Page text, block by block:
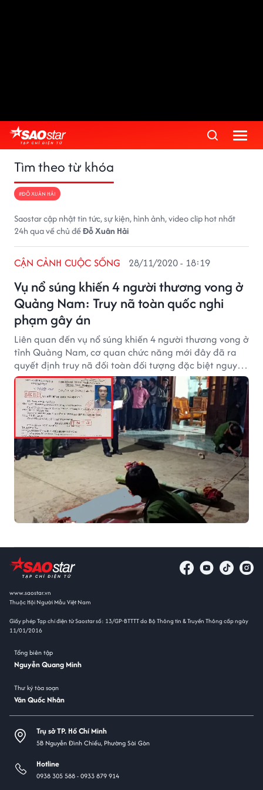
Tìm theo từ khóa
#ĐỖ XUÂN HẢI
Saostar cập nhật tin tức, sự kiện, hình ảnh, video clip hot nhất
24h qua về chủ đềĐỗ Xuân Hải
Vụ nổ súng khiến 4 người thương vong ở
Quảng Nam: Truy nã toàn quốc nghi
phạm gây án
CẬN CẢNH CUỘC SỐNG 28/11/2020 - 18:19
Liên quan đến vụ nổ súng khiến 4 người thương vong ở
tỉnh Quảng Nam, cơ quan chức năng mới đây đã ra
quyết định truy nã đối toàn đối tượng đặc biệt nguy
hiểm, cũng là nghi phạm của vụ án Đỗ Xuân Hải.
www.saostar.vn
Thuộc Hội Người Mẫu Việt Nam
Giấy phép Tạp chí điện tử Saostar số: 13/GP-BTTTT do Bộ Thông tin & Truyền Thông cấp ngày
11/01/2016
Tổng biên tập
Nguyễn Quang Minh
Thư ký tòa soạn
Văn Quốc Nhân
Trụ sở TP. Hồ Chí Minh
5B Nguyễn Đình Chiểu, Phường Sài Gòn
Hotline
0938 305 588 -0933 879 914